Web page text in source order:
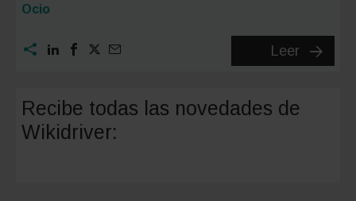
Categoría:
Ocio
Leer
Los
Recibe todas las novedades de
Wikidriver: